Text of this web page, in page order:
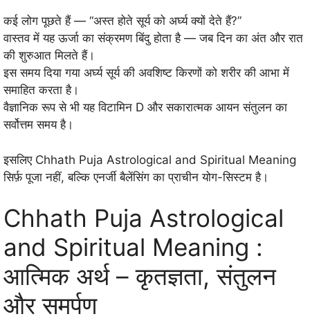
कई लोग पूछते हैं — “अस्त होते सूर्य को अर्घ्य क्यों देते हैं?”
वास्तव में यह ऊर्जा का संक्रमण बिंदु होता है — जब दिन का अंत और रात
की शुरुआत मिलते हैं।
इस समय दिया गया अर्घ्य सूर्य की अवशिष्ट किरणों को शरीर की आभा में
समाहित करता है।
वैज्ञानिक रूप से भी यह विटामिन D और सकारात्मक आयन संतुलन का
सर्वोत्तम समय है।
इसलिए Chhath Puja Astrological and Spiritual Meaning
सिर्फ़ पूजा नहीं, बल्कि एनर्जी बैलेंसिंग का प्राचीन योग-सिस्टम है।
Chhath Puja Astrological
and Spiritual Meaning :
आत्मिक अर्थ – कृतज्ञता, संतुलन
और समर्पण